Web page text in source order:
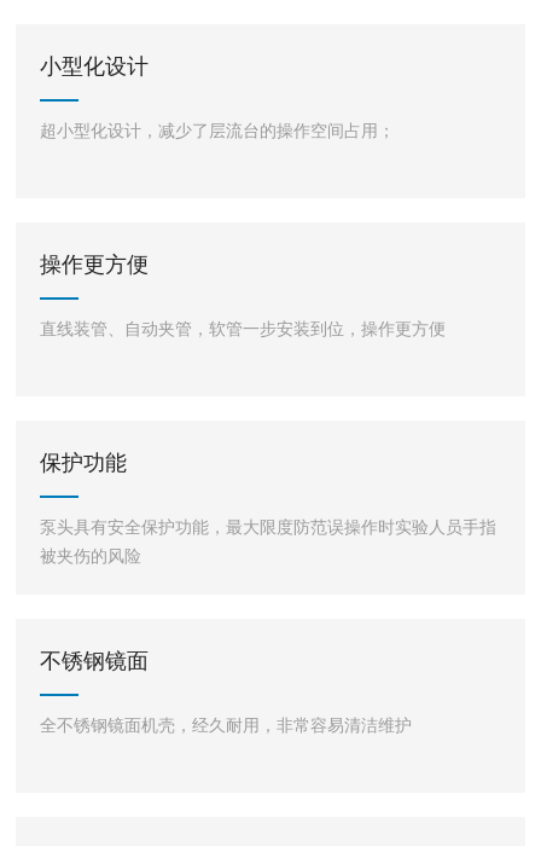
小型化设计
超小型化设计，减少了层流台的操作空间占用；
操作更方便
直线装管、自动夹管，软管一步安装到位，操作更方便
保护功能
泵头具有安全保护功能，最大限度防范误操作时实验人员手指
被夹伤的风险
不锈钢镜面
全不锈钢镜面机壳，经久耐用，非常容易清洁维护